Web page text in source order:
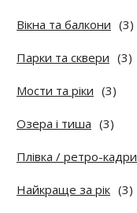
Вікна та балкони (3)
Парки та сквери (3)
Мости та ріки (3)
Озера і тиша (3)
Плівка / ретро-кадри
Найкраще за рік (3)